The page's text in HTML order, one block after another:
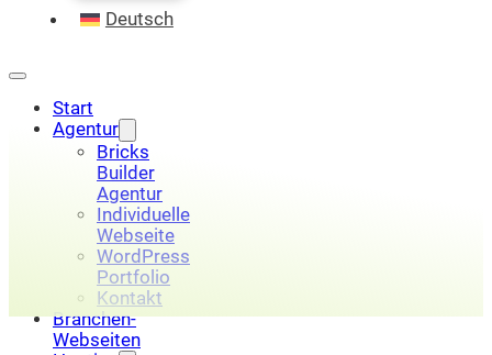
Deutsch
Start
Agentur
Bricks
Builder
Agentur
Individuelle
Webseite
WordPress
Portfolio
Kontakt
Branchen-
Webseiten